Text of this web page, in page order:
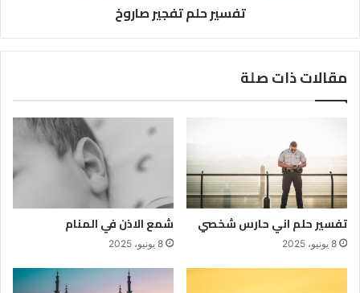
تفسير حلم تفجير صاروخ
مقالات ذات صلة
تفسير حلم اني حارس شخصي
8 يونيو، 2025
شمع الاذن في المنام
8 يونيو، 2025